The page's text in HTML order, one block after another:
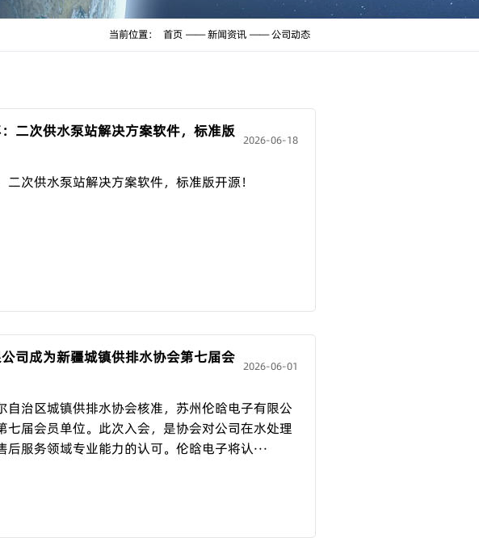
当前位置： 首页 新闻资讯 公司动态
二次供水泵站解决方案软件，标准版
2026-06-18
二次供水泵站解决方案软件，标准版开源！
司成为新疆城镇供排水协会第七届会
2026-06-01
自治区城镇供排水协会核准，苏州伦晗电子有限公
七届会员单位。此次入会，是协会对公司在水处理
后服务领域专业能力的认可。伦晗电子将认···